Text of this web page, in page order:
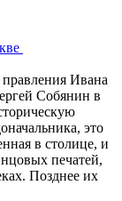
Ивана
Собянин в
это
в столице, и
печатей,
Позднее их